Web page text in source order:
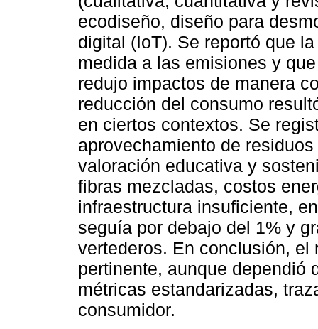
ecodiseño, diseño para
digital (IoT). Se reportó que
medida a las emisiones y
redujo impactos de manera
reducción del consumo
en ciertos contextos. Se
aprovechamiento de
valoración educativa y
fibras mezcladas, costos
infraestructura insuficiente,
seguía por debajo del 1% y
vertederos. En conclusión,
pertinente, aunque dependió
métricas estandarizadas,
consumidor.